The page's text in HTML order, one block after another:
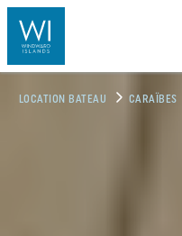
LOCATION BATEAU CARAÏBES